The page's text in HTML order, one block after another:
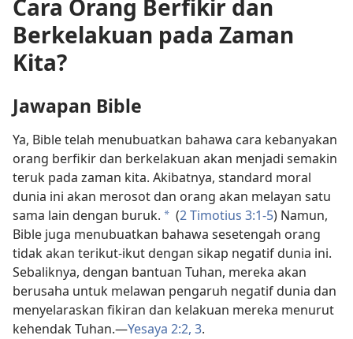
Cara Orang Berfikir dan
Berkelakuan pada Zaman
Kita?
Jawapan Bible
Ya, Bible telah menubuatkan bahawa cara kebanyakan
orang berfikir dan berkelakuan akan menjadi semakin
teruk pada zaman kita. Akibatnya, standard moral
dunia ini akan merosot dan orang akan melayan satu
sama lain dengan buruk. a (2 Timotius 3:1-5) Namun,
Bible juga menubuatkan bahawa sesetengah orang
tidak akan terikut-ikut dengan sikap negatif dunia ini.
Sebaliknya, dengan bantuan Tuhan, mereka akan
berusaha untuk melawan pengaruh negatif dunia dan
menyelaraskan fikiran dan kelakuan mereka menurut
kehendak Tuhan.—Yesaya 2:2, 3.